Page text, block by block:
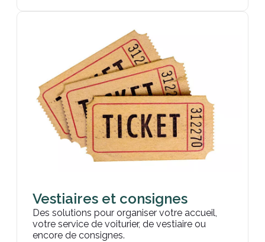
Vestiaires et consignes
Des solutions pour organiser votre accueil,
votre service de voiturier, de vestiaire ou
encore de consignes.